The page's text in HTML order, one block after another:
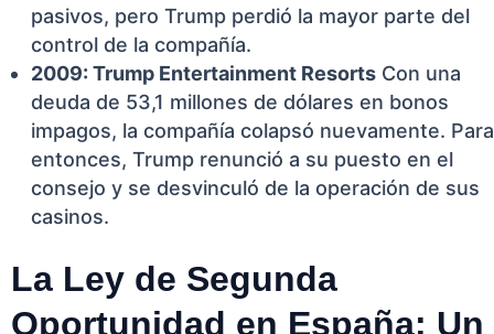
pasivos, pero Trump perdió la mayor parte del
control de la compañía.
2009: Trump Entertainment Resorts Con una
deuda de 53,1 millones de dólares en bonos
impagos, la compañía colapsó nuevamente. Para
entonces, Trump renunció a su puesto en el
consejo y se desvinculó de la operación de sus
casinos.
La Ley de Segunda
Oportunidad en España: Un